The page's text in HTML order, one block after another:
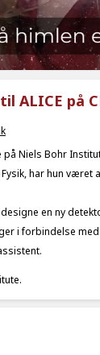
ALICE på
Niels Bohr
har hun været
en ny
i forbindelse